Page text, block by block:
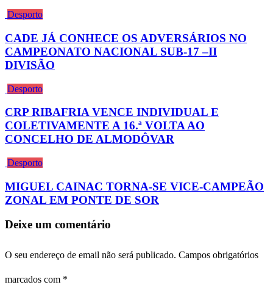
Desporto
CADE JÁ CONHECE OS ADVERSÁRIOS NO
CAMPEONATO NACIONAL SUB-17 –II
DIVISÃO
Desporto
CRP RIBAFRIA VENCE INDIVIDUAL E
COLETIVAMENTE A 16.ª VOLTA AO
CONCELHO DE ALMODÔVAR
Desporto
MIGUEL CAINAC TORNA-SE VICE-CAMPEÃO
ZONAL EM PONTE DE SOR
Deixe um comentário
O seu endereço de email não será publicado. Campos obrigatórios
marcados com *